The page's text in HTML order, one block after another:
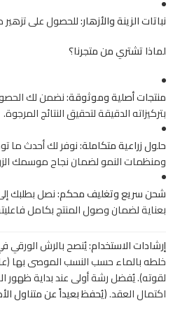
نباتات الزينة والأزهار:للحصول على تزهير
لماذا تشتري من متجرنا؟
منتجات أصلية وموثوقة:نضمن لك
بتركيزاته الدقيقة لتحقيق النتائج المرجوة.
حلول زراعية متكاملة:نوفر لك أحدث ما
ومنظمات النمو لضمان نجاح موسمك
شحن سريع وتغليف محكم:نصل بطلبك
بعناية لضمان وصول المنتج بكامل
إرشادات الاستخدام:يُنصح بالرش الورقي
خلطه بالماء حسب النسب الموصى بها
لقوته). يُفضل رشة أولى عند بداية ظهور
اكتمال العقد.(يُحفظ بعيداً عن متناول